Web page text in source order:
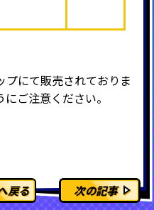
にて販売されておりま
ご注意ください。
戻る 次の記事